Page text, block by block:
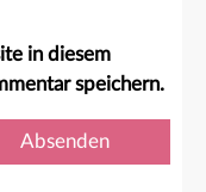
in diesem
speichern.